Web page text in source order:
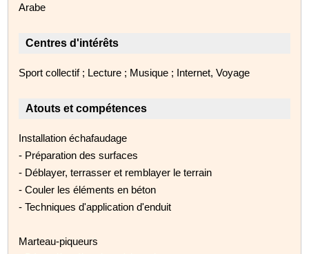
Arabe
Centres d'intérêts
Sport collectif ; Lecture ; Musique ; Internet, Voyage
Atouts et compétences
Installation échafaudage
- Préparation des surfaces
- Déblayer, terrasser et remblayer le terrain
- Couler les éléments en béton
- Techniques d'application d'enduit
Marteau-piqueurs